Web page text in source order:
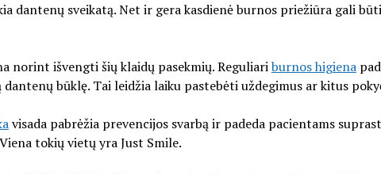
dantenų sveikatą. Net ir gera kasdienė burnos priežiūra gali
norint išvengti šių klaidų pasekmių. Reguliariburnos higiena
būklę. Tai leidžia laiku pastebėti uždegimus ar kitus
visada pabrėžia prevencijos svarbą ir padeda pacientams
tokių vietų yra Just Smile.